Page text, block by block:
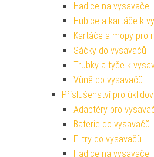
Hadice na vysavače
Hubice a kartáče k
Kartáče a mopy pro
Sáčky do vysavačů
Trubky a tyče k
Vůně do vysavačů
Příslušenství pro
Adaptéry pro
Baterie do vysavačů
Filtry do vysavačů
Hadice na vysavače